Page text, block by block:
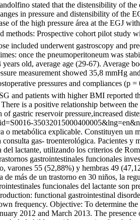
stated that the distensibility of
in pressure and distensibility of
the high pressure área at the EGJ
methods: Prospective cohort pilot study
included underwent gastroscopy and
once the pneumoperitoneum was
old, average age (29-67).
measurement showed 35,8 mmHg
pressures and compliances (p
and patients with higher BMI reported
is a positive relationship between
gastric reservoir pressure,increased
o metabólica explicable. Constituyen un
gas- troenterológica. Pacientes y
lactante, utilizando los criterios de
gastrointestinales funcionales
55 (52,88%) y hembras 49
más de un trastorno en 30 niños, la
funcionales del lactante son
functional gastrointestinal
frequency. Objective: To determine
2012 and March 2013. The